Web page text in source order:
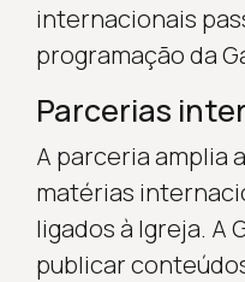
internacionais
programação da
Parcerias
A parceria amplia
matérias
ligados à Igreja. A
publicar